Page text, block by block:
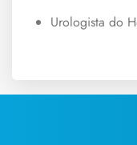
Urologista do